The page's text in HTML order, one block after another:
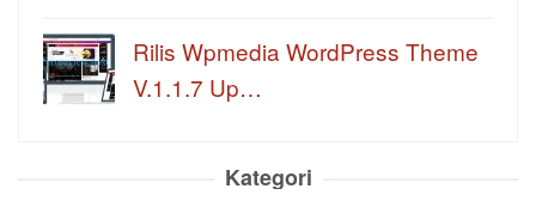
Rilis Wpmedia WordPress Theme
V.1.1.7 Up…
Kategori